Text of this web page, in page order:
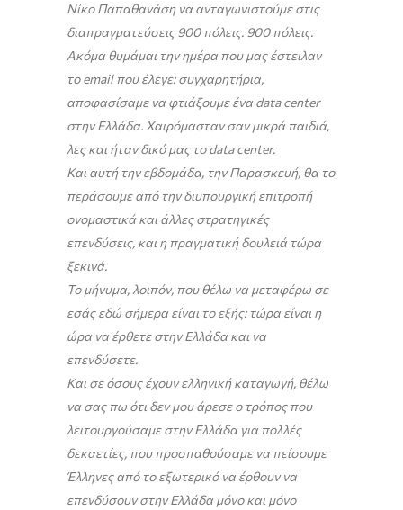
Νίκο Παπαθανάση να ανταγωνιστούμε στις
διαπραγματεύσεις 900 πόλεις. 900 πόλεις.
Ακόμα θυμάμαι την ημέρα που μας έστειλαν
το email που έλεγε: συγχαρητήρια,
αποφασίσαμε να φτιάξουμε ένα data center
στην Ελλάδα. Χαιρόμασταν σαν μικρά παιδιά,
λες και ήταν δικό μας το data center.
Και αυτή την εβδομάδα, την Παρασκευή, θα το
περάσουμε από την διυπουργική επιτροπή
ονομαστικά και άλλες στρατηγικές
επενδύσεις, και η πραγματική δουλειά τώρα
ξεκινά.
Το μήνυμα, λοιπόν, που θέλω να μεταφέρω σε
εσάς εδώ σήμερα είναι το εξής: τώρα είναι η
ώρα να έρθετε στην Ελλάδα και να
επενδύσετε.
Και σε όσους έχουν ελληνική καταγωγή, θέλω
να σας πω ότι δεν μου άρεσε ο τρόπος που
λειτουργούσαμε στην Ελλάδα για πολλές
δεκαετίες, που προσπαθούσαμε να πείσουμε
Έλληνες από το εξωτερικό να έρθουν να
επενδύσουν στην Ελλάδα μόνο και μόνο